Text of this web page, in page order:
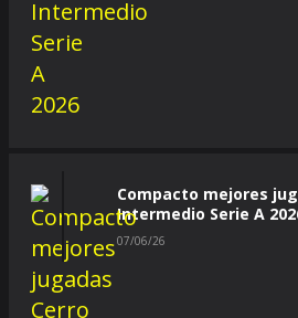
Compacto mejores
Intermedio Serie A
07/06/26